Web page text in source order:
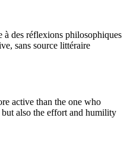
des réflexions philosophiques
sans source littéraire
active than the one who
also the effort and humility